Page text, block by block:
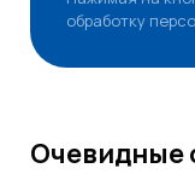
обработку
Очевидные